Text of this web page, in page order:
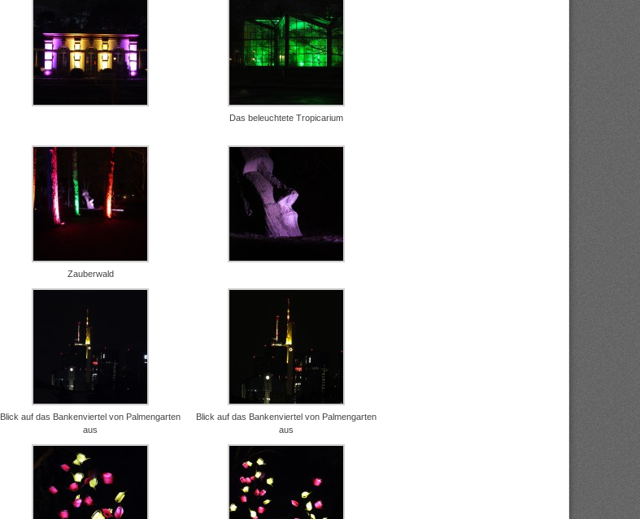
Das beleuchtete Tropicarium
Zauberwald
Blick auf das Bankenviertel von Palmengarten
aus
Blick auf das Bankenviertel von Palmengarten
aus